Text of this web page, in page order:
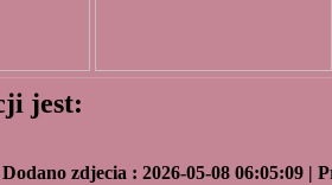
jest:
zdjecia : 2026-05-08 06:05:09 |